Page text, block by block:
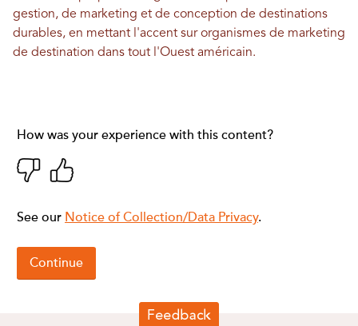
gestion, de marketing et de conception de destinations
durables, en mettant l'accent surorganismes de marketing
de destination dans tout l'Ouest américain.